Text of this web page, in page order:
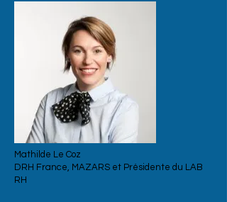
Mathilde Le Coz
DRH France, MAZARS et Présidente du LAB
RH